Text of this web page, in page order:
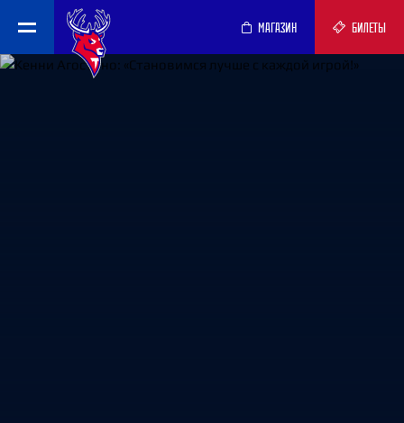
МАГАЗИН БИЛЕТЫ